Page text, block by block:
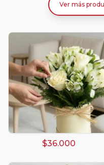
Ver más
$36.000